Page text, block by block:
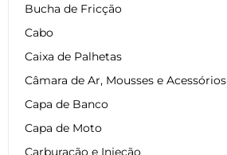
Bucha de Fricção
Cabo
Caixa de Palhetas
Câmara de Ar, Mousses e Acessórios
Capa de Banco
Capa de Moto
Carburação e Injeção